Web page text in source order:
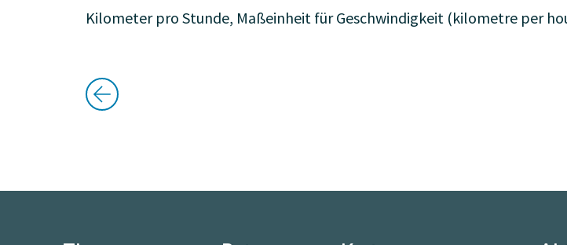
Kilometer pro Stunde, Maßeinheit für Geschwindigkeit (kilometre per